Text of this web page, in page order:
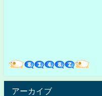
アーカイブ